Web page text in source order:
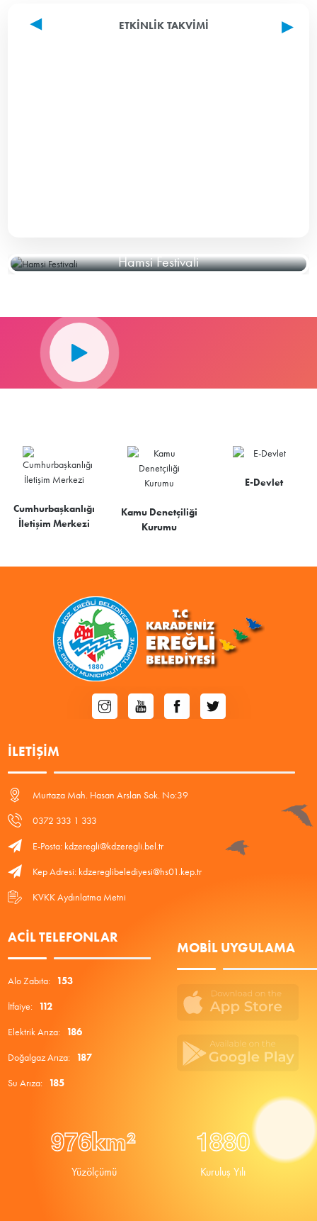
ETKINLIK TAKVIMI
Hamsi Festivali
Cumhurbaşkanlığı
İletişim Merkezi
Kamu Denetçiliği
Kurumu
E-Devlet
İLETIŞIM
Murtaza Mah. Hasan Arslan Sok. No:39
0372 333 1 333
E-Posta: kdzeregli@kdzeregli.bel.tr
Kep Adresi: kdzereglibelediyesi@hs01.kep.tr
KVKK Aydınlatma Metni
ACIL TELEFONLAR
Alo Zabıta: 153
İtfaiye: 112
Elektrik Arıza: 186
Doğalgaz Arıza: 187
Su Arıza: 185
MOBIL UYGULAMA
976km²
Yüzölçümü
1880
Kuruluş Yılı